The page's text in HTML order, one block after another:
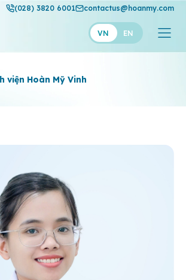
(028) 3820 6001 contactus@hoanmy.com
VN EN
Hoàn Mỹ
Thuận Mỹ
viện Hoàn Mỹ Vinh